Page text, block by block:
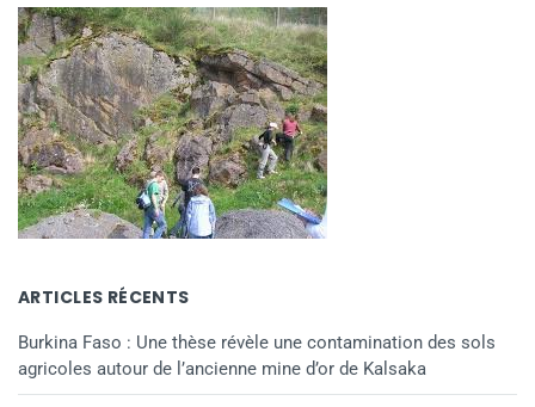
ARTICLES RÉCENTS
Burkina Faso : Une thèse révèle une contamination des sols
agricoles autour de l’ancienne mine d’or de Kalsaka